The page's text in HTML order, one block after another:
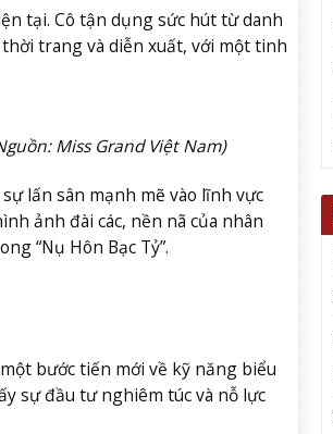
tại. Cô tận dụng sức hút từ danh
trang và diễn xuất, với một tinh
Miss Grand Việt Nam)
lấn sân mạnh mẽ vào lĩnh vực
ảnh đài các, nền nã của nhân
“Nụ Hôn Bạc Tỷ”.
bước tiến mới về kỹ năng biểu
sự đầu tư nghiêm túc và nỗ lực